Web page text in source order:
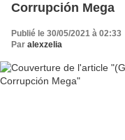
Corrupción Mega
Publié le 30/05/2021 à 02:33
Par alexzelia